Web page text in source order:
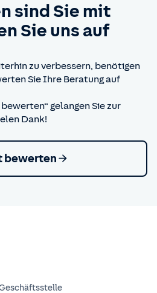
sind Sie mit
Sie uns auf
zu verbessern, benötigen
Sie Ihre Beratung auf
gelangen Sie zur
Dank!
bewerten